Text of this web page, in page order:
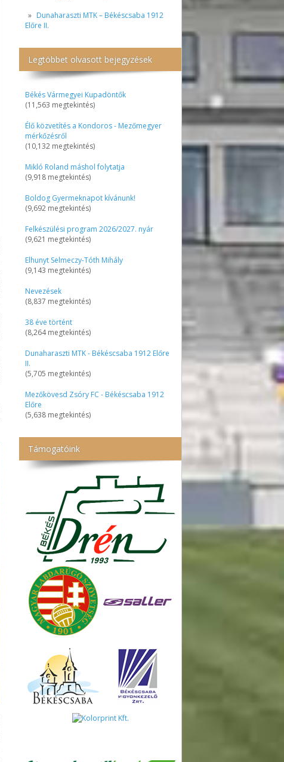
Dunaharaszti MTK – Békéscsaba 1912
Előre II.
Legtöbbet olvasott bejegyzések
Békés Vármegyei Kupadöntők
(11,563 megtekintés)
Élő közvetítés a Kondoros - Mezőmegyer
mérkőzésről
(10,132 megtekintés)
Mikló Roland máshol folytatja
(9,918 megtekintés)
Boldog Gyermeknapot kívánunk!
(9,692 megtekintés)
Felkészülési program 2026/2027. nyár
(9,621 megtekintés)
Elhunyt Selmeczy-Tóth Mihály
(9,143 megtekintés)
Nevezések
(8,837 megtekintés)
38 éve történt
(8,264 megtekintés)
Dunaharaszti MTK - Békéscsaba 1912 Előre
II.
(5,705 megtekintés)
Mezőkövesd Zsóry FC - Békéscsaba 1912
Előre
(5,638 megtekintés)
Támogatóink